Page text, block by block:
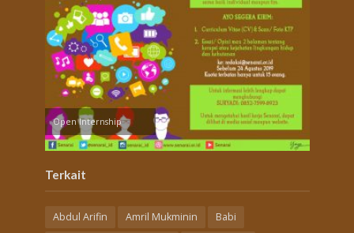
Open Internship
Terkait
Abdul Arifin Amril Mukminin
Babi